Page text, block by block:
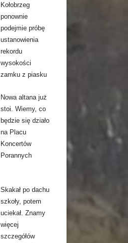
Kołobrzeg
ponownie
podejmie próbę
ustanowienia
rekordu
wysokości
zamku z piasku
Nowa altana już
stoi. Wiemy, co
będzie się działo
na Placu
Koncertów
Porannych
Skakał po dachu
szkoły, potem
uciekał. Znamy
więcej
szczegółów